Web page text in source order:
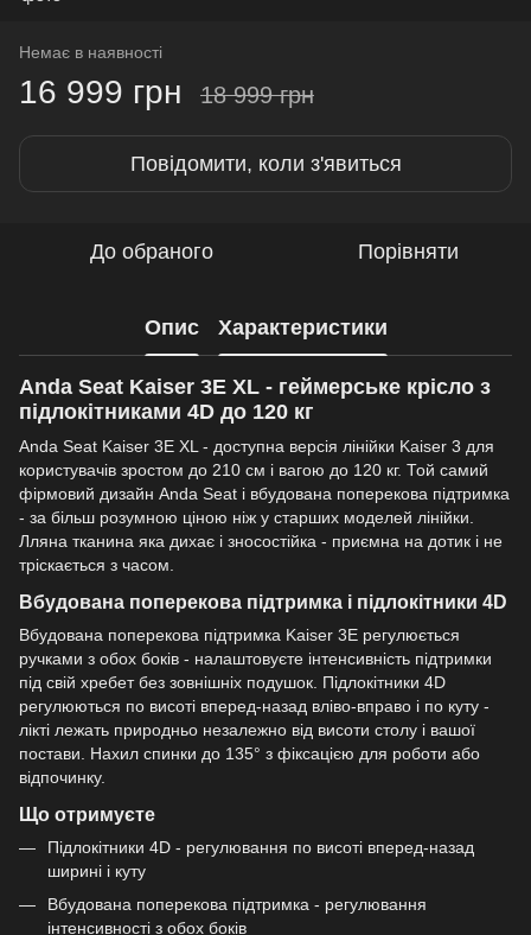
Немає в наявності
16 999 грн 18 999 грн
Повідомити, коли з'явиться
До обраного Порівняти
Опис Характеристики
Anda Seat Kaiser 3E XL - геймерське крісло з
підлокітниками 4D до 120 кг
Anda Seat Kaiser 3E XL - доступна версія лінійки Kaiser 3 для
користувачів зростом до 210 см і вагою до 120 кг. Той самий
фірмовий дизайн Anda Seat і вбудована поперекова підтримка
- за більш розумною ціною ніж у старших моделей лінійки.
Лляна тканина яка дихає і зносостійка - приємна на дотик і не
тріскається з часом.
Вбудована поперекова підтримка і підлокітники 4D
Вбудована поперекова підтримка Kaiser 3E регулюється
ручками з обох боків - налаштовуєте інтенсивність підтримки
під свій хребет без зовнішніх подушок. Підлокітники 4D
регулюються по висоті вперед-назад вліво-вправо і по куту -
лікті лежать природньо незалежно від висоти столу і вашої
постави. Нахил спинки до 135° з фіксацією для роботи або
відпочинку.
Що отримуєте
Підлокітники 4D - регулювання по висоті вперед-назад
ширині і куту
Вбудована поперекова підтримка - регулювання
інтенсивності з обох боків